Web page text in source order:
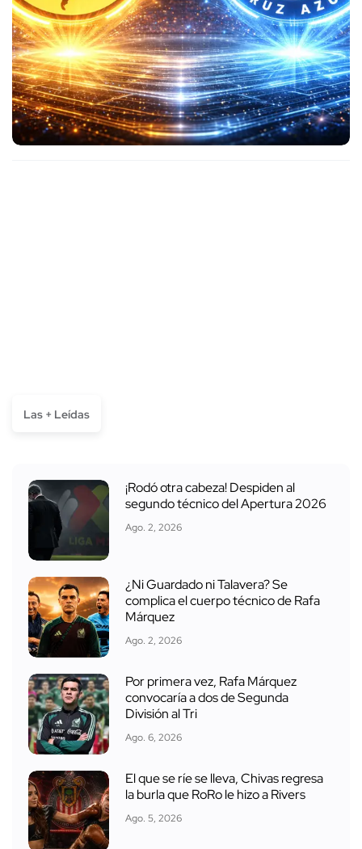
Las + Leídas
¡Rodó otra cabeza! Despiden al
segundo técnico del Apertura 2026
Ago. 2, 2026
¿Ni Guardado ni Talavera? Se
complica el cuerpo técnico de Rafa
Márquez
Ago. 2, 2026
Por primera vez, Rafa Márquez
convocaría a dos de Segunda
División al Tri
Ago. 6, 2026
El que se ríe se lleva, Chivas regresa
la burla que RoRo le hizo a Rivers
Ago. 5, 2026